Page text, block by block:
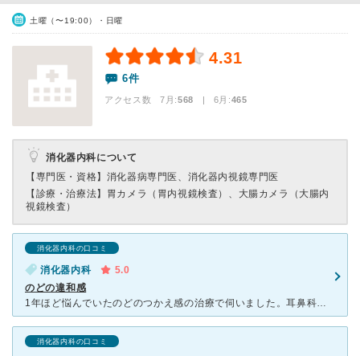
土曜（〜19:00）・日曜
4.31
6件
アクセス数 7月:568 | 6月:465
消化器内科について
【専門医・資格】 消化器病専門医、消化器内視鏡専門医
【診療・治療法】 胃カメラ（胃内視鏡検査）、大腸カメラ（大腸内
視鏡検査）
消化器内科の口コミ
消化器内科
5.0
のどの違和感
1年ほど悩んでいたのどのつかえ感の治療で伺いました。耳鼻科さんや他の病院さんもいくつか行ってみたのですがなかなか治らず、ろくに話も聞かずに「精神的なものだ」などと言われたこともあり不安もありましたが、
消化器内科の口コミ